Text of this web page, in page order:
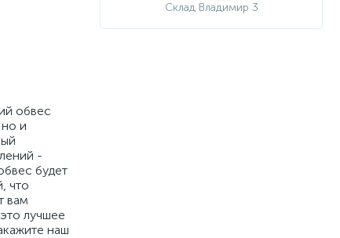
обвес
и
-
будет
что
вам
лучшее
наш
Склад Владимир 3